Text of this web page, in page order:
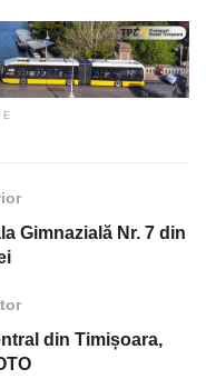
Gimnazială Nr. 7 din
din Timișoara,